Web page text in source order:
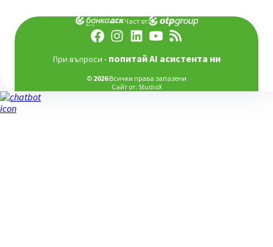
Част от:
При въпроси - попитай AI асистента ни
© 2026Всички права запазени
Сайт от: StudioX